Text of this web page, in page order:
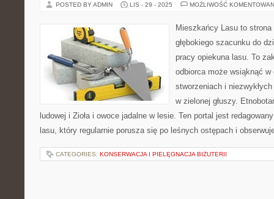
POSTED BY ADMIN LIS - 29 - 2025 MOŻLIWOŚĆ
Mieszkańcy Lasu to
głębokiego szacunku do
pracy opiekuna lasu. To
odbiorca może wsiąknąć w
stworzeniach i
w zielonej głuszy.
ludowej i Zioła i owoce jadalne w lesie. Ten portal jest
lasu, który regularnie porusza się po leśnych ostępach i
CATEGORIES: KONSERWACJA I PIELĘGNACJA BIŻUTERII